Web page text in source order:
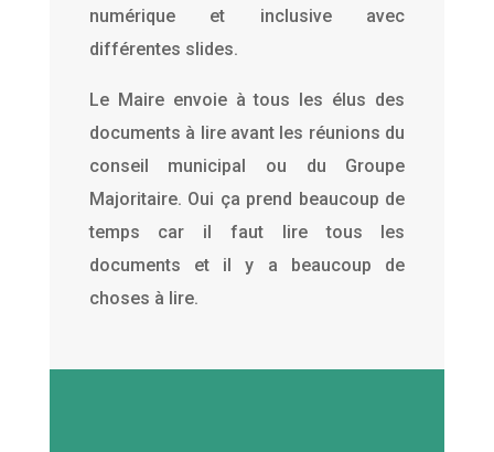
numérique et inclusive avec
différentes slides.
Le Maire envoie à tous les élus des
documents à lire avant les réunions du
conseil municipal ou du Groupe
Majoritaire. Oui ça prend beaucoup de
temps car il faut lire tous les
documents et il y a beaucoup de
choses à lire.